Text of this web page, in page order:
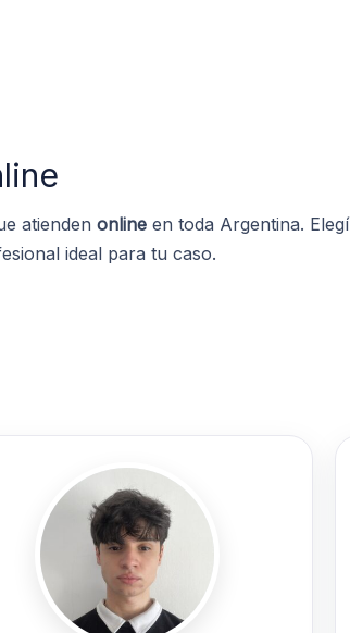
atienden online en toda Argentina. Elegí
ideal para tu caso.